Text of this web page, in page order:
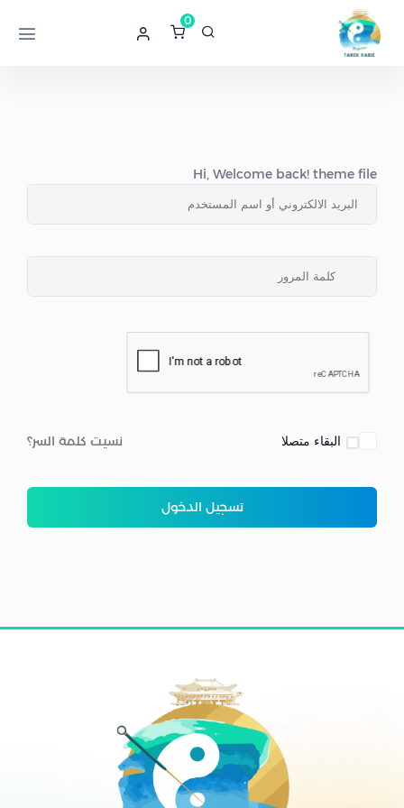
0
Hi, Welcome back! theme file
البقاء متصلا نسيت كلمة السر؟
تسجيل الدخول